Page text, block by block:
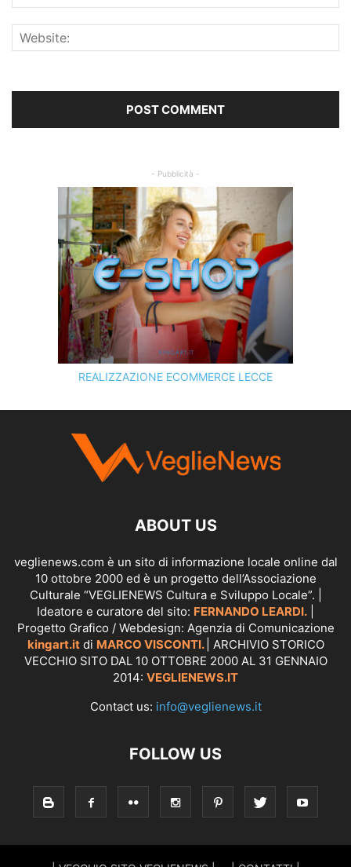
- Pubblicità -
REALIZZAZIONE ECOMMERCE LECCE
SCOPRI I SERVIZI DIKINGART.IT
ABOUT US
veglienews.com è un sito di informazione locale online dal
10 ottobre 2000 ed è un progetto dell’Associazione
Culturale “VEGLIENEWS Cultura e Sviluppo Locale”. |
Ideatore e curatore del sito: FERNANDO LEARDI.
Progetto Grafico / Webdesign: Agenzia di Comunicazione
kingart.itdi MARCO VISCONTI. | ARCHIVIO STORICO
VECCHIO SITO DAL 10 OTTOBRE 2000 AL 31 GENNAIO
2014: VEGLIENEWS.IT
Contact us: info@veglienews.it
FOLLOW US